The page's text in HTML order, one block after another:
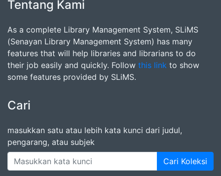
Tentang Kami
As a complete Library Management System, SLiMS
(Senayan Library Management System) has many
features that will help libraries and librarians to do
their job easily and quickly. Follow this link to show
some features provided by SLiMS.
Cari
masukkan satu atau lebih kata kunci dari judul,
pengarang, atau subjek
Cari Koleksi